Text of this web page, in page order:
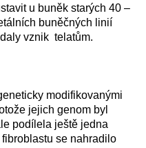
u buněk starých 40 –
buněčných linií
vznik telatům.
modifikovanými
jejich genom byl
podílela ještě jedna
se nahradilo